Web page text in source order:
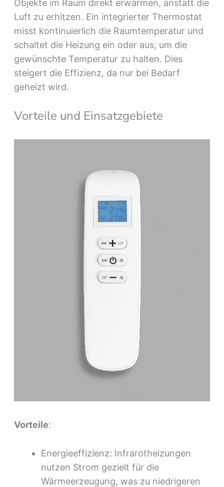
Objekte im Raum direkt erwärmen, anstatt die
Luft zu erhitzen. Ein integrierter Thermostat
misst kontinuierlich die Raumtemperatur und
schaltet die Heizung ein oder aus, um die
gewünschte Temperatur zu halten. Dies
steigert die Effizienz, da nur bei Bedarf
geheizt wird.
Vorteile und Einsatzgebiete
Vorteile:
Energieeffizienz: Infrarotheizungen
nutzen Strom gezielt für die
Wärmeerzeugung, was zu niedrigeren